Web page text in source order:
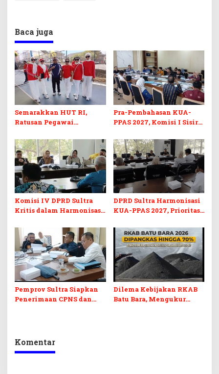
Baca juga
Semarakkan HUT RI,
Ratusan Pegawai
Ikuti Lomba Bola Gotong
Pra-Pembahasan KUA-
PPAS 2027, Komisi I Sisir
Berkelanjutan
Komisi IV DPRD Sultra
Kritis dalam Harmonisasi
Perubahan APBD 2026
DPRD Sultra Harmonisasi
KUA-PPAS 2027, Prioritas
dan Pelunasan Utang
Infrastruktur
Pemprov Sultra Siapkan
Penerimaan CPNS dan
Dilema Kebijakan RKAB
Batu Bara, Mengukur
Komentar